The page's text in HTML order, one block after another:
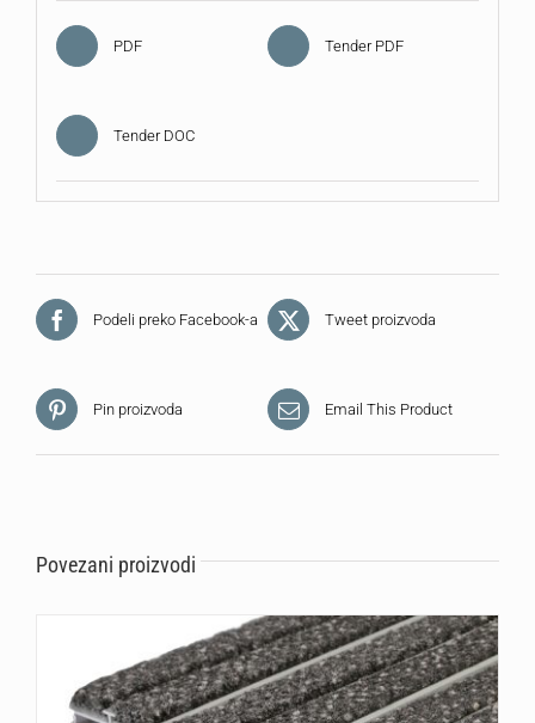
PDF Tender PDF
Tender DOC
Podeli preko Facebook-a Tweet proizvoda
Pin proizvoda Email This Product
Povezani proizvodi